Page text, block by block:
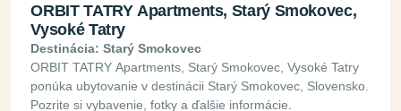
ORBIT TATRY Apartments, Starý Smokovec,
Vysoké Tatry
Destinácia: Starý Smokovec
ORBIT TATRY Apartments, Starý Smokovec, Vysoké Tatry
ponúka ubytovanie v destinácii Starý Smokovec, Slovensko.
Pozrite si vybavenie, fotky a ďalšie informácie.